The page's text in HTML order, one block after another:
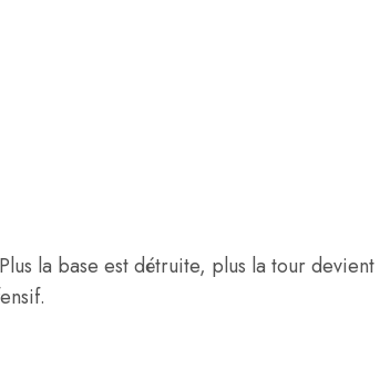
la base est détruite, plus la tour devient